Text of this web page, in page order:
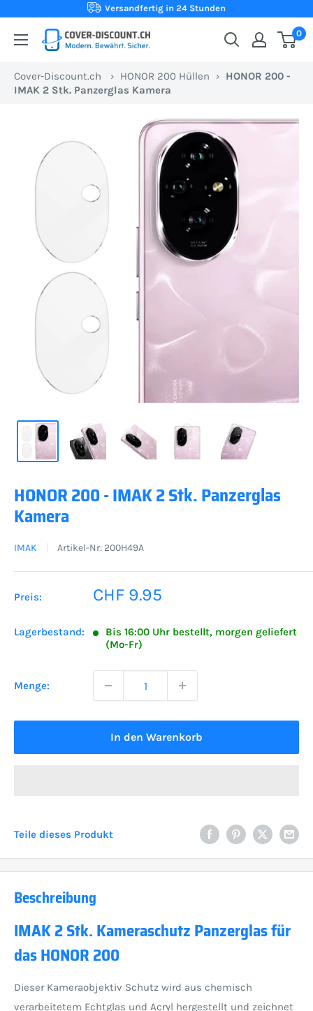
Inhalt
Versandfertig in 24 Stunden
Cover-
Ihr
Onlineshop
Schweiz
Schutzhüllen
Preis
0
Cover-Discount.ch › HONOR 200 Hüllen › HONOR 200 -
IMAK 2 Stk. Panzerglas Kamera
HONOR 200 - IMAK 2 Stk. Panzerglas
Kamera
IMAK Artikel-Nr: 200H49A
Preis: Sonderpreis
CHF 9.95
Lagerbestand:
Bis 16:00 Uhr bestellt, morgen geliefert
(Mo-Fr)
Menge:
In den Warenkorb
Teile dieses Produkt
Beschreibung
IMAK 2 Stk. Kameraschutz Panzerglas für
das HONOR 200
Dieser Kameraobjektiv Schutz wird aus chemisch
verarbeitetem Echtglas und Acryl hergestellt und zeichnet